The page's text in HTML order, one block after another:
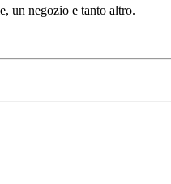
un negozio e tanto altro.